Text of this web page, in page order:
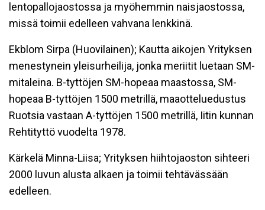
lentopallojaostossa ja myöhemmin naisjaostossa,
missä toimii edelleen vahvana lenkkinä.
Ekblom Sirpa (Huovilainen); Kautta aikojen Yrityksen
menestynein yleisurheilija, jonka meriitit luetaan SM-
mitaleina. B-tyttöjen SM-hopeaa maastossa, SM-
hopeaa B-tyttöjen 1500 metrillä, maaotteluedustus
Ruotsia vastaan A-tyttöjen 1500 metrillä, Iitin kunnan
Rehtityttö vuodelta 1978.
Kärkelä Minna-Liisa; Yrityksen hiihtojaoston sihteeri
2000 luvun alusta alkaen ja toimii tehtävässään
edelleen.